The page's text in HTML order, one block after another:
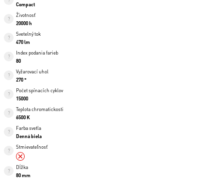
Compact
Životnosť
20000 h
Svetelný tok
470 lm
Index podania farieb
80
Vyžarovací uhol
270 °
Počet spínacích cyklov
15000
Teplota chromatickosti
6500 K
Farba svetla
Denná biela
Stmievateľnosť
Dĺžka
80 mm